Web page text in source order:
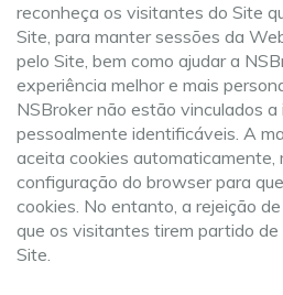
reconheça os visitantes do Site
Site, para manter sessões da
pelo Site, bem como ajudar a
experiência melhor e mais
NSBroker não estão vinculados
pessoalmente identificáveis. A
aceita cookies automaticamente,
configuração do browser para
cookies. No entanto, a rejeição
que os visitantes tirem partido
Site.